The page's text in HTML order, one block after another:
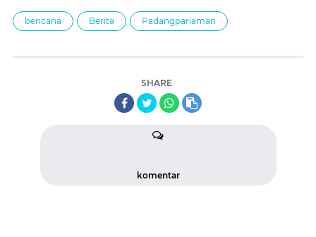
bencana Berita Padangpariaman
SHARE
komentar